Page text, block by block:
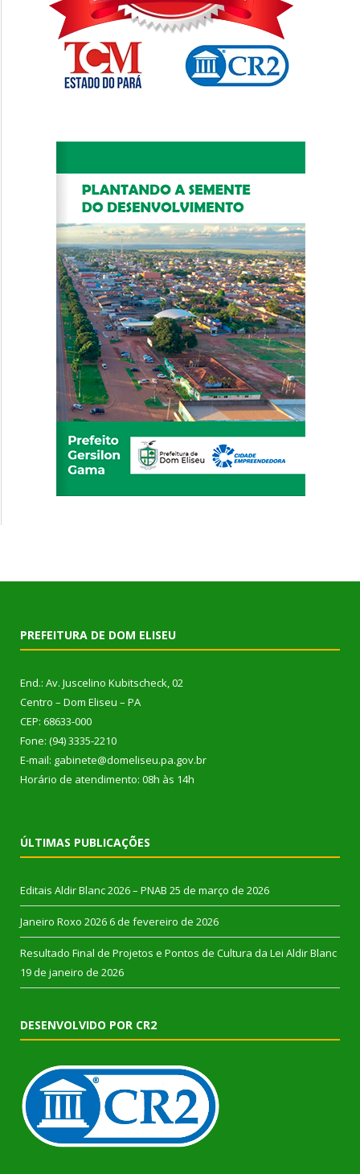
PREFEITURA DE DOM ELISEU
End.: Av. Juscelino Kubitscheck, 02
Centro – Dom Eliseu – PA
CEP: 68633-000
Fone: (94) 3335-2210
E-mail: gabinete@domeliseu.pa.gov.br
Horário de atendimento: 08h às 14h
ÚLTIMAS PUBLICAÇÕES
Editais Aldir Blanc 2026 – PNAB 25 de março de 2026
Janeiro Roxo 2026 6 de fevereiro de 2026
Resultado Final de Projetos e Pontos de Cultura da Lei Aldir Blanc
19 de janeiro de 2026
DESENVOLVIDO POR CR2